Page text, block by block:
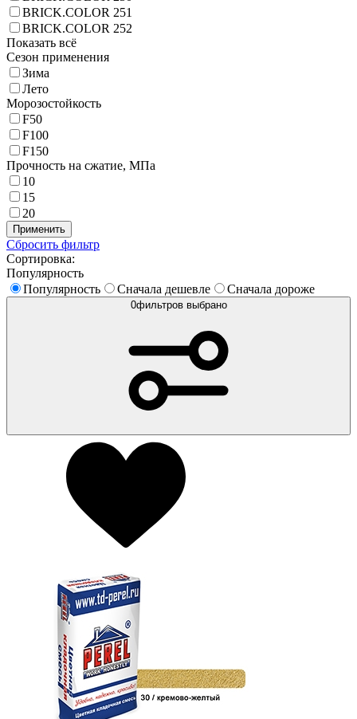
BRICK.COLOR 251
BRICK.COLOR 252
Показать всё
Сезон применения
Зима
Лето
Морозостойкость
F50
F100
F150
Прочность на сжатие, МПа
10
15
20
Применить
Сбросить фильтр
Сортировка:
Популярность
Популярность
Сначала дешевле Сначала дороже
0фильтров выбрано